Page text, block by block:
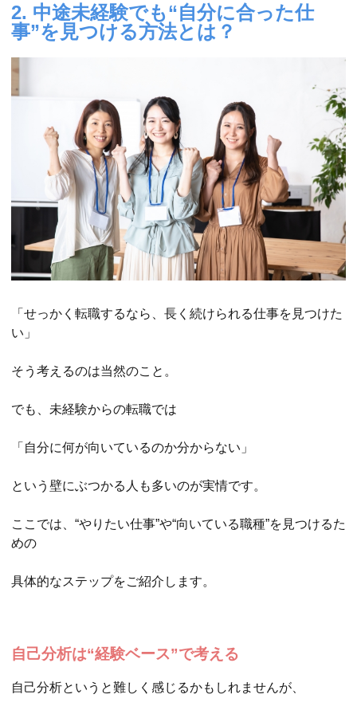
2. 中途未経験でも“自分に合った仕
事”を見つける方法とは？
「せっかく転職するなら、長く続けられる仕事を見つけた
い」
そう考えるのは当然のこと。
でも、未経験からの転職では
「自分に何が向いているのか分からない」
という壁にぶつかる人も多いのが実情です。
ここでは、“やりたい仕事”や“向いている職種”を見つけるた
めの
具体的なステップをご紹介します。
自己分析は“経験ベース”で考える
自己分析というと難しく感じるかもしれませんが、